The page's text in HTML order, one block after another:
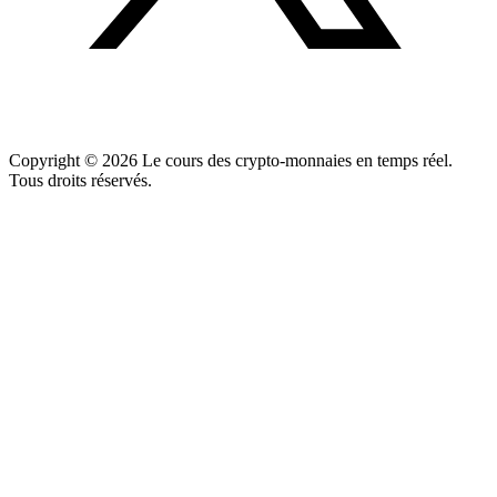
Copyright © 2026 Le cours des crypto-monnaies en temps réel.
Tous droits réservés.